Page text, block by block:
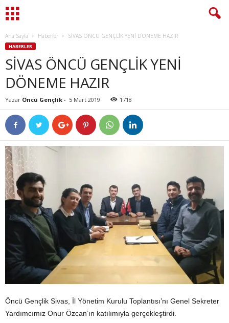
Ana Sayfa Haberler SİVAS ÖNCÜ GENÇLİK YENİ DÖNEME HAZIR
HABERLER
SİVAS ÖNCÜ GENÇLİK YENİ
DÖNEME HAZIR
Yazar Öncü Gençlik - 5 Mart 2019 1718
Öncü Gençlik Sivas, İl Yönetim Kurulu Toplantısı’nı Genel Sekreter
Yardımcımız Onur Özcan’ın katılımıyla gerçekleştirdi.